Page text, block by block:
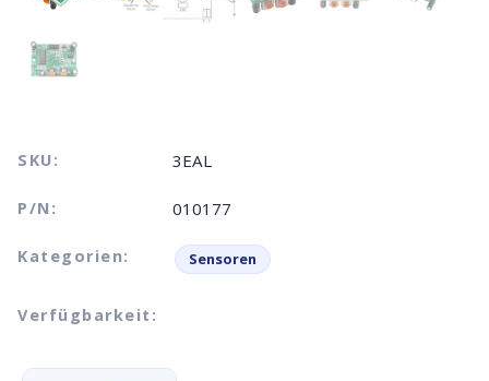
SKU: 3EAL
P/N: 010177
Kategorien: Sensoren
Verfügbarkeit: